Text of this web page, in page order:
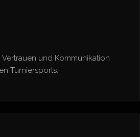
Vertrauen und Kommunikation
Turniersports.